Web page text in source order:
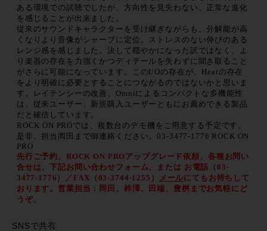
ある環境での試聴でしたが、方向性を見失わない、正常な進化
を感じることが出来ました。
従来のサウンドキャラクターを受け継ぎながらも、分解能が高
くなりより音像がシャープに定位。ストレスのない伸びのある
レンジ感を感じました。決して穏やかになった訳ではなく、よ
り楽器の存在を力強くかつディテールを失わずに聞き取ること
がさらに可能になっています。このI/Oの存在が、Heatの存在
をより明確に必要とすることにつながるのではないかと思いま
す。レイテンシーの改善、Omniによるコンパクトな多機能性
は、従来ユーザー、新規購入ユーザーともにお薦めできる製品
だと確信しています。
ROCK ON PROでは、複数台のデモ機をご用意する予定です。
是非、担当岡田まで御連絡ください。03-3477-1776 ROCK ON
PRO
先行ご予約、ROCK ON PROアップグレード依頼、各種お問い
合せは、下記お問い合わせフォーム、または お電話（03-
3477-1776）／FAX（03-3744-1255）
メールにてもお待ちして
おります。営業担当：岡田、梓澤、田端、豊桝までお気軽にど
うぞ。
SNSで共有